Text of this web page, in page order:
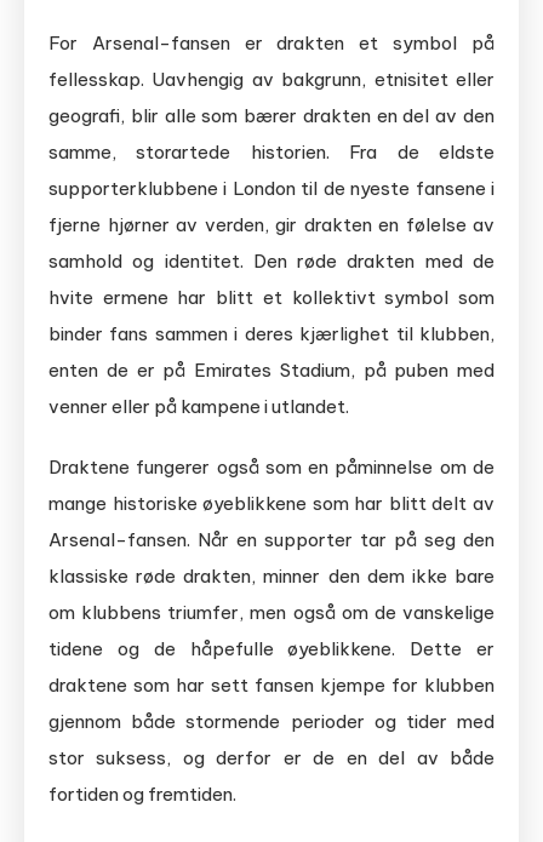
For Arsenal-fansen er drakten et symbol på
fellesskap. Uavhengig av bakgrunn, etnisitet eller
geografi, blir alle som bærer drakten en del av den
samme, storartede historien. Fra de eldste
supporterklubbene i London til de nyeste fansene i
fjerne hjørner av verden, gir drakten en følelse av
samhold og identitet. Den røde drakten med de
hvite ermene har blitt et kollektivt symbol som
binder fans sammen i deres kjærlighet til klubben,
enten de er på Emirates Stadium, på puben med
venner eller på kampene i utlandet.
Draktene fungerer også som en påminnelse om de
mange historiske øyeblikkene som har blitt delt av
Arsenal-fansen. Når en supporter tar på seg den
klassiske røde drakten, minner den dem ikke bare
om klubbens triumfer, men også om de vanskelige
tidene og de håpefulle øyeblikkene. Dette er
draktene som har sett fansen kjempe for klubben
gjennom både stormende perioder og tider med
stor suksess, og derfor er de en del av både
fortiden og fremtiden.